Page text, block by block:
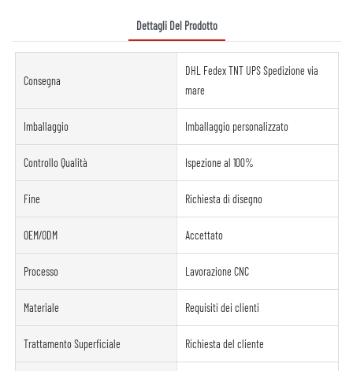
Dettagli Del Prodotto
Consegna
DHL Fedex TNT UPS Spedizione via
mare
Imballaggio Imballaggio personalizzato
Controllo Qualità Ispezione al 100%
Fine Richiesta di disegno
OEM/ODM Accettato
Processo Lavorazione CNC
Materiale Requisiti dei clienti
Trattamento Superficiale Richiesta del cliente